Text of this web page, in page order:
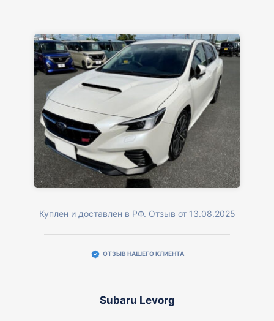
Куплен и доставлен в РФ. Отзыв от 13.08.2025
ОТЗЫВ НАШЕГО КЛИЕНТА
Subaru Levorg